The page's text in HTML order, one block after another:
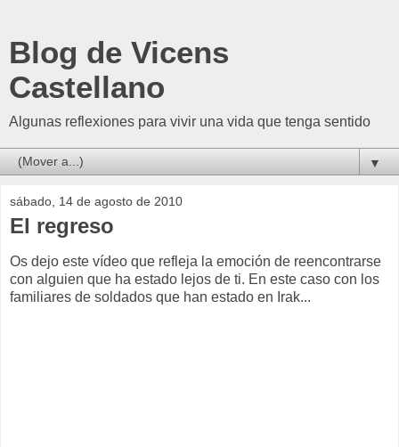
Blog de Vicens
Castellano
Algunas reflexiones para vivir una vida que tenga sentido
▼
sábado, 14 de agosto de 2010
El regreso
Os dejo este vídeo que refleja la emoción de reencontrarse
con alguien que ha estado lejos de ti. En este caso con los
familiares de soldados que han estado en Irak...